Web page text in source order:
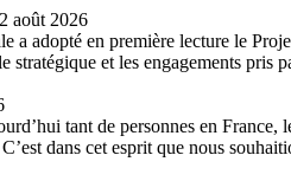
2 août 2026
a adopté en première lecture le
stratégique et les engagements
tant de personnes en
dans cet esprit que nous